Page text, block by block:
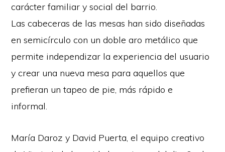
carácter familiar y social del barrio.
Las cabeceras de las mesas han sido diseñadas
en semicírculo con un doble aro metálico que
permite independizar la experiencia del usuario
y crear una nueva mesa para aquellos que
prefieran un tapeo de pie, más rápido e
informal.
María Daroz y David Puerta, el equipo creativo